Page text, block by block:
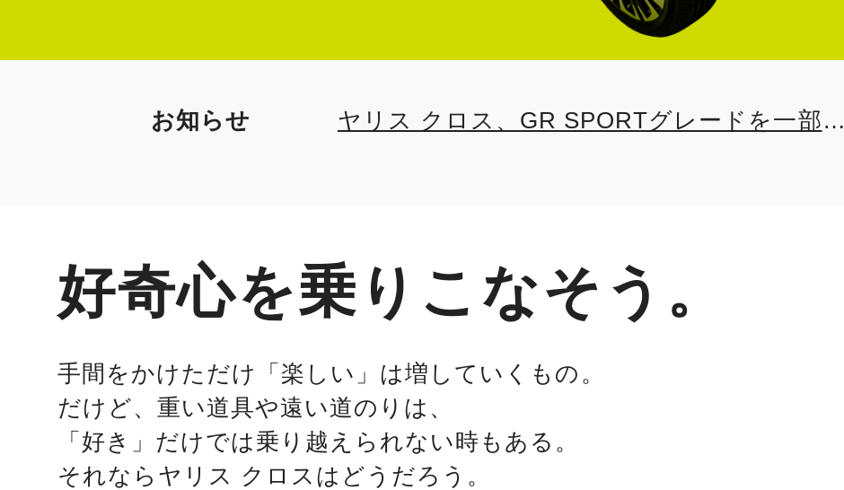
お知らせ
ヤリス クロス、GR SPORTグレードを一部改
好奇心を乗りこなそう。
手間をかけただけ「楽しい」は増していくもの。
だけど、重い道具や遠い道のりは、
「好き」だけでは乗り越えられない時もある。
それならヤリス クロスはどうだろう。